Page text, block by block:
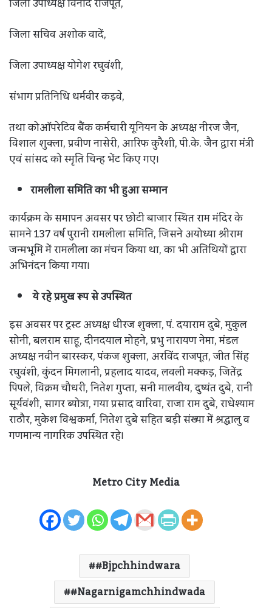
जिला सचिव अशोक वादें,
जिला उपाध्यक्ष योगेश रघुवंशी,
संभाग प्रतिनिधि धर्मवीर कड़वे,
तथा कोऑपरेटिव बैंक कर्मचारी यूनियन के अध्यक्ष नीरज जैन,
विशाल शुक्ला, प्रवीण नासेरी, आरिफ कुरैशी, पी.के. जैन द्वारा मंत्री
एवं सांसद को स्मृति चिन्ह भेंट किए गए।
रामलीला समिति का भी हुआ सम्मान
कार्यक्रम के समापन अवसर पर छोटी बाजार स्थित राम मंदिर के
सामने 137 वर्ष पुरानी रामलीला समिति, जिसने अयोध्या श्रीराम
जन्मभूमि में रामलीला का मंचन किया था, का भी अतिथियों द्वारा
अभिनंदन किया गया।
ये रहे प्रमुख रूप से उपस्थित
इस अवसर पर ट्रस्ट अध्यक्ष धीरज शुक्ला, पं. दयाराम दुबे, मुकुल
सोनी, बलराम साहू, दीनदयाल मोहने, प्रभु नारायण नेमा, मंडल
अध्यक्ष नवीन बारस्कर, पंकज शुक्ला, अरविंद राजपूत, जीत सिंह
रघुवंशी, कुंदन मिगलानी, प्रहलाद यादव, लवली मक्कड़, जितेंद्र
पिपले, विक्रम चौधरी, नितेश गुप्ता, सनी मालवीय, दुष्यंत दुबे, रानी
सूर्यवंशी, सागर ब्योत्रा, गया प्रसाद वारिवा, राजा राम दुबे, राधेश्याम
राठौर, मुकेश विश्वकर्मा, नितेश दुबे सहित बड़ी संख्या में श्रद्धालु व
गणमान्य नागरिक उपस्थित रहे।
Metro City Media
#bjpchhindwara
#nagarnigamchhindwada